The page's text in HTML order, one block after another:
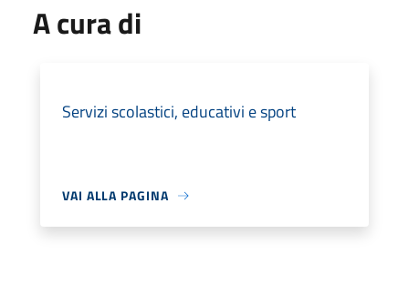
A cura di
Servizi scolastici, educativi e sport
VAI ALLA PAGINA